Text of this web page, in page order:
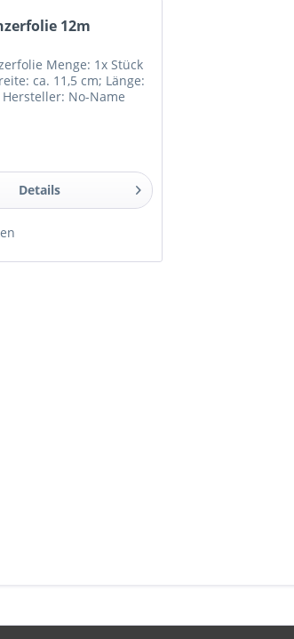
12m
Menge: 1x Stück
ca. 11,5 cm; Länge:
Hersteller: No-Name
Details